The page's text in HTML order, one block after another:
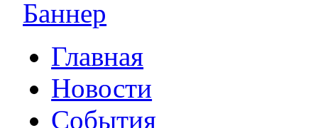
Главная
Новости
События